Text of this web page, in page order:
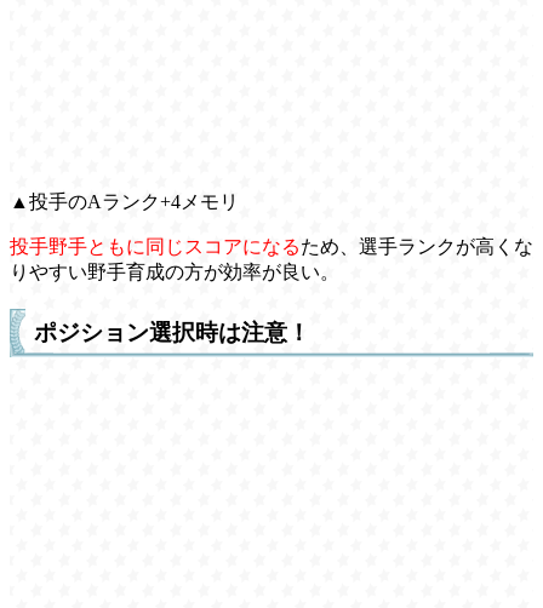
▲投手のAランク+4メモリ
投手野手ともに同じスコアになるため、選手ランクが高くな
りやすい野手育成の方が効率が良い。
ポジション選択時は注意！